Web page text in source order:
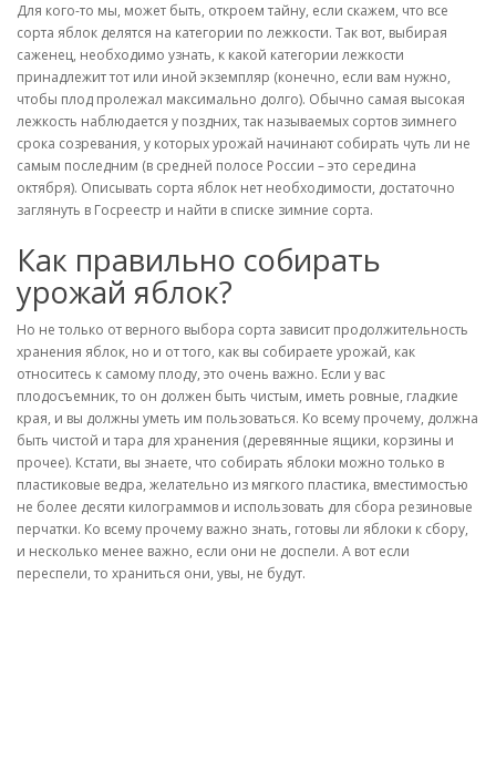
Для кого-то мы, может быть, откроем тайну, если скажем, что все
сорта яблок делятся на категории по лежкости. Так вот, выбирая
саженец, необходимо узнать, к какой категории лежкости
принадлежит тот или иной экземпляр (конечно, если вам нужно,
чтобы плод пролежал максимально долго). Обычно самая высокая
лежкость наблюдается у поздних, так называемых сортов зимнего
срока созревания, у которых урожай начинают собирать чуть ли не
самым последним (в средней полосе России – это середина
октября). Описывать сорта яблок нет необходимости, достаточно
заглянуть в Госреестр и найти в списке зимние сорта.
Как правильно собирать
урожай яблок?
Но не только от верного выбора сорта зависит продолжительность
хранения яблок, но и от того, как вы собираете урожай, как
относитесь к самому плоду, это очень важно. Если у вас
плодосъемник, то он должен быть чистым, иметь ровные, гладкие
края, и вы должны уметь им пользоваться. Ко всему прочему, должна
быть чистой и тара для хранения (деревянные ящики, корзины и
прочее). Кстати, вы знаете, что собирать яблоки можно только в
пластиковые ведра, желательно из мягкого пластика, вместимостью
не более десяти килограммов и использовать для сбора резиновые
перчатки. Ко всему прочему важно знать, готовы ли яблоки к сбору,
и несколько менее важно, если они не доспели. А вот если
переспели, то храниться они, увы, не будут.